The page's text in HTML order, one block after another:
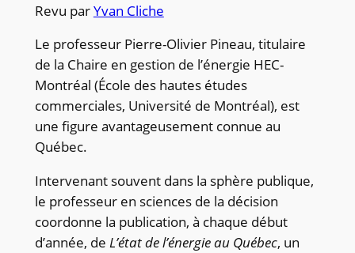
Revu parYvan Cliche
Le professeur Pierre-Olivier Pineau, titulaire
de la Chaire en gestion de l’énergie HEC-
Montréal (École des hautes études
commerciales, Université de Montréal), est
une figure avantageusement connue au
Québec.
Intervenant souvent dans la sphère publique,
le professeur en sciences de la décision
coordonne la publication, à chaque début
d’année, de L’état de l’énergie au Québec, un